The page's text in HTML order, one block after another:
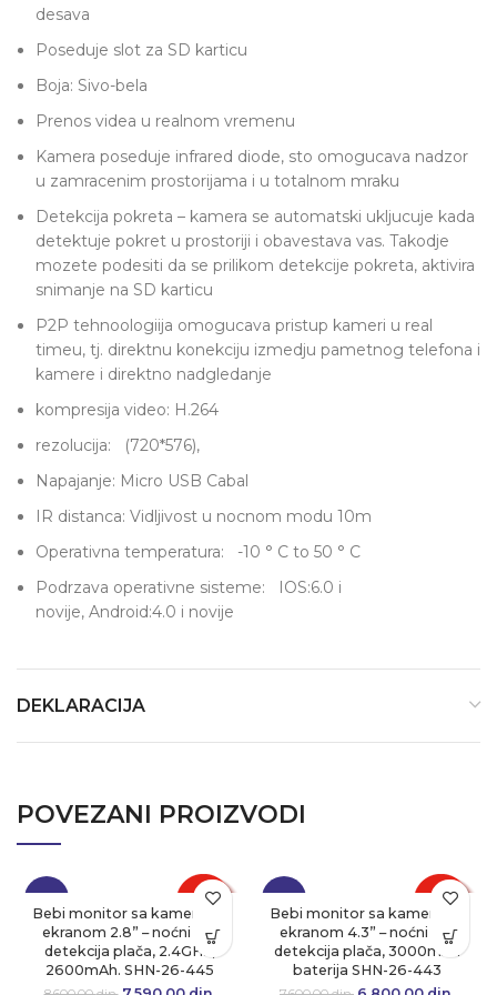
desava
Poseduje slot za SD karticu
Boja: Sivo-bela
Prenos videa u realnom vremenu
Kamera poseduje infrared diode, sto omogucava nadzor
u zamracenim prostorijama i u totalnom mraku
Detekcija pokreta – kamera se automatski ukljucuje kada
detektuje pokret u prostoriji i obavestava vas. Takodje
mozete podesiti da se prilikom detekcije pokreta, aktivira
snimanje na SD karticu
P2P tehnoologiija omogucava pristup kameri u real
timeu, tj. direktnu konekciju izmedju pametnog telefona i
kamere i direktno nadgledanje
kompresija video: H.264
rezolucija: (720*576),
Napajanje: Micro USB Cabal
IR distanca: Vidljivost u nocnom modu 10m
Operativna temperatura: -10 ° C to 50 ° C
Podrzava operativne sisteme: IOS:6.0 i
novije, Android:4.0 i novije
DEKLARACIJA
POVEZANI PROIZVODI
-12%
Bebi monitor sa kamerom i
ekranom 2.8” – noćni vid,
detekcija plača, 2.4GHz,
2600mAh. SHN-26-445
-11%
Bebi monitor sa kamerom i
ekranom 4.3” – noćni vid,
detekcija plača, 3000mAh
baterija SHN-26-443